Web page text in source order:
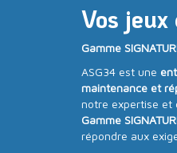
Vos
Gamme
ASG34 est une
maintenance et
notre expertise et
Gamme
répondre aux